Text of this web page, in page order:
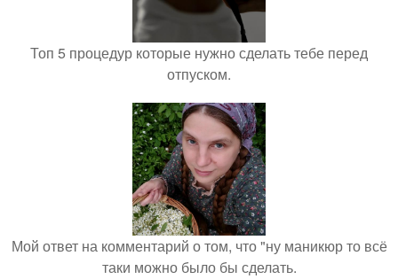
Топ 5 процедур которые нужно сделать тебе перед
отпуском.
Мой ответ на комментарий о том, что "ну маникюр то всё
таки можно было бы сделать.